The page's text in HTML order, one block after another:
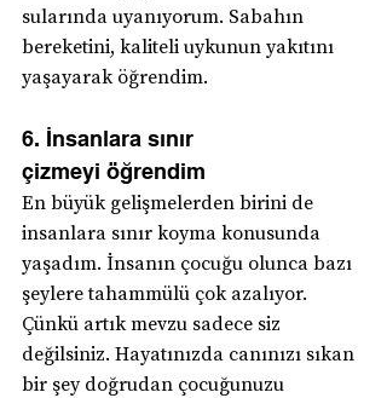
sularında uyanıyorum. Sabahın
bereketini, kaliteli uykunun yakıtını
yaşayarak öğrendim.
6. İnsanlara sınır
çizmeyi öğrendim
En büyük gelişmelerden birini de
insanlara sınır koyma konusunda
yaşadım. İnsanın çocuğu olunca bazı
şeylere tahammülü çok azalıyor.
Çünkü artık mevzu sadece siz
değilsiniz. Hayatınızda canınızı sıkan
bir şey doğrudan çocuğunuzu